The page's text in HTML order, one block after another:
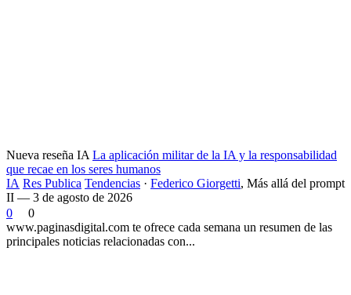
Nueva reseña IA La aplicación militar de la IA y la responsabilidad
que recae en los seres humanos
IA Res Publica Tendencias · Federico Giorgetti, Más allá del prompt
II — 3 de agosto de 2026
0
0
www.paginasdigital.com te ofrece cada semana un resumen de las
principales noticias relacionadas con...